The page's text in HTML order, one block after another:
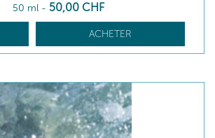
50 ml - 50,00 CHF
ACHETER